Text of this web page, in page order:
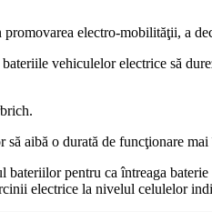
electro-mobilităţii, a
vehiculelor electrice să
aibă o durată de funcţionare
pentru ca întreaga
electrice la nivelul celulelor